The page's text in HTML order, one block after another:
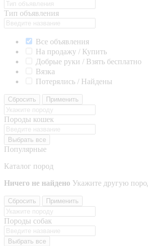
Тип объявления
Все объявления
На продажу / Купить
Добрые руки / Взять бесплатно
Вязка
Потерялись / Найдены
Сбросить Применить
Породы кошек
Выбрать все
Популярные
Каталог пород
Ничего не найдено Укажите другую
Сбросить Применить
Породы собак
Выбрать все